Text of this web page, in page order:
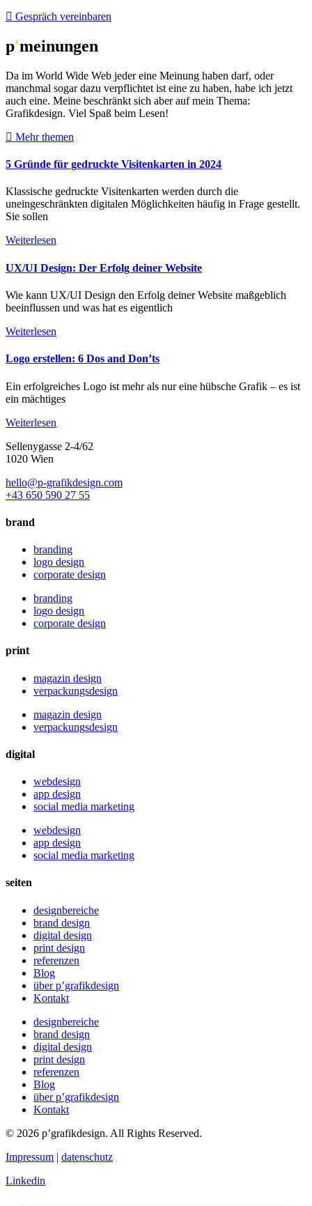
Gespräch vereinbaren
p'meinungen
Da im World Wide Web jeder eine Meinung haben darf, oder
manchmal sogar dazu verpflichtet ist eine zu haben, habe ich jetzt
auch eine. Meine beschränkt sich aber auf mein Thema:
Grafikdesign. Viel Spaß beim Lesen!
Mehr themen
5 Gründe für gedruckte Visitenkarten in 2024
Klassische gedruckte Visitenkarten werden durch die
uneingeschränkten digitalen Möglichkeiten häufig in Frage gestellt.
Sie sollen
Weiterlesen
UX/UI Design: Der Erfolg deiner Website
Wie kann UX/UI Design den Erfolg deiner Website maßgeblich
beeinflussen und was hat es eigentlich
Weiterlesen
Logo erstellen: 6 Dos and Don’ts
Ein erfolgreiches Logo ist mehr als nur eine hübsche Grafik – es ist
ein mächtiges
Weiterlesen
Sellenygasse 2-4/62
1020 Wien
hello@p-grafikdesign.com
+43 650 590 27 55
brand
branding
logo design
corporate design
branding
logo design
corporate design
print
magazin design
verpackungsdesign
magazin design
verpackungsdesign
digital
webdesign
app design
social media marketing
webdesign
app design
social media marketing
seiten
designbereiche
brand design
digital design
print design
referenzen
Blog
über p’grafikdesign
Kontakt
designbereiche
brand design
digital design
print design
referenzen
Blog
über p’grafikdesign
Kontakt
© 2026 p’grafikdesign. All Rights Reserved.
Impressum | datenschutz
Linkedin